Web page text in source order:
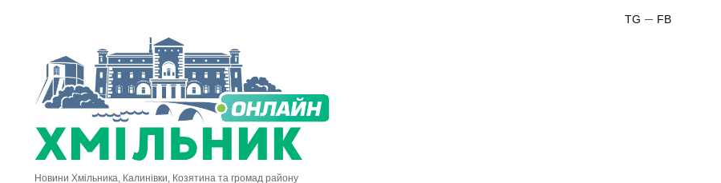
FB
TG
Новини Хмільника, Калинівки, Козятина та громад району